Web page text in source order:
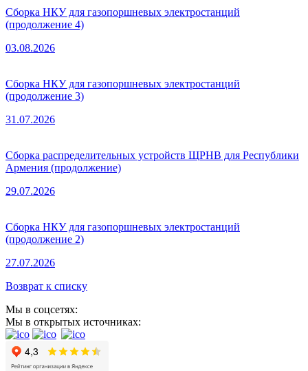
Сборка НКУ для газопоршневых электростанций
(продолжение 4)
03.08.2026
Сборка НКУ для газопоршневых электростанций
(продолжение 3)
31.07.2026
Сборка распределительных устройств ЩРНВ для Республики
Армения (продолжение)
29.07.2026
Сборка НКУ для газопоршневых электростанций
(продолжение 2)
27.07.2026
Возврат к списку
Мы в соцсетях:
Мы в открытых источниках: